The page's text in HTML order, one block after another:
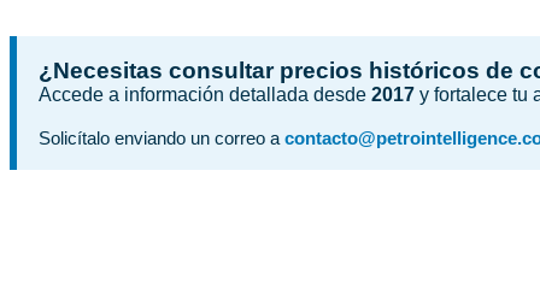
¿Necesitas consultar precios históricos de
Accede a información detallada desde 2017 y fortalece tu
Solicítalo enviando un correo a